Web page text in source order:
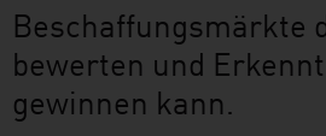
Beschaffungsmärkte
bewerten und
gewinnen kann.